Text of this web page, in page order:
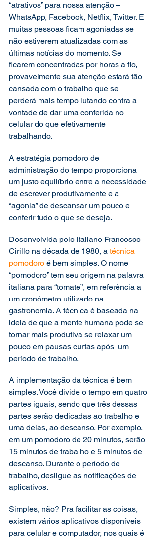
“atrativos” para nossa atenção –
WhatsApp, Facebook, Netflix, Twitter. E
muitas pessoas ficam agoniadas se
não estiverem atualizadas com as
últimas notícias do momento. Se
ficarem concentradas por horas a fio,
provavelmente sua atenção estará tão
cansada com o trabalho que se
perderá mais tempo lutando contra a
vontade de dar uma conferida no
celular do que efetivamente
trabalhando.
A estratégia pomodoro de
administração do tempo proporciona
um justo equilíbrio entre a necessidade
de escrever produtivamente e a
“agonia” de descansar um pouco e
conferir tudo o que se deseja.
Desenvolvida pelo italiano Francesco
Cirillo na década de 1980, a técnica
pomodoro é bem simples. O nome
“pomodoro” tem seu origem na palavra
italiana para “tomate”, em referência a
um cronômetro utilizado na
gastronomia. A técnica é baseada na
ideia de que a mente humana pode se
tornar mais produtiva se relaxar um
pouco em pausas curtas após  um
período de trabalho.
A implementação da técnica é bem
simples. Você divide o tempo em quatro
partes iguais, sendo que três dessas
partes serão dedicadas ao trabalho e
uma delas, ao descanso. Por exemplo,
em um pomodoro de 20 minutos, serão
15 minutos de trabalho e 5 minutos de
descanso. Durante o período de
trabalho, desligue as notificações de
aplicativos.
Simples, não? Pra facilitar as coisas,
existem vários aplicativos disponíveis
para celular e computador, nos quais é